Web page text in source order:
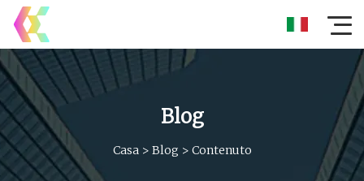
Blog
Casa > Blog > Contenuto